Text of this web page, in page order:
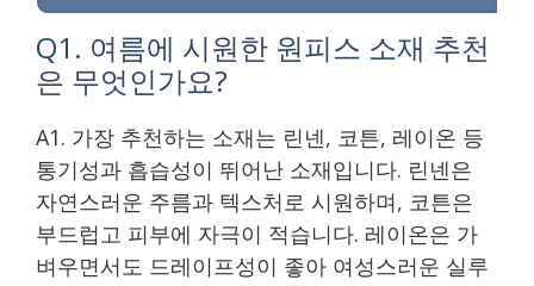
Q1. 여름에 시원한 원피스 소재 추천
은 무엇인가요?
A1. 가장 추천하는 소재는 린넨, 코튼, 레이온 등
통기성과 흡습성이 뛰어난 소재입니다. 린넨은
자연스러운 주름과 텍스처로 시원하며, 코튼은
부드럽고 피부에 자극이 적습니다. 레이온은 가
벼우면서도 드레이프성이 좋아 여성스러운 실루